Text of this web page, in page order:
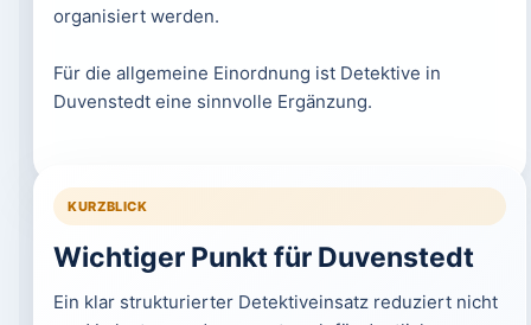
organisiert werden.
Für die allgemeine Einordnung ist Detektive in
Duvenstedt eine sinnvolle Ergänzung.
KURZBLICK
Wichtiger Punkt für Duvenstedt
Ein klar strukturierter Detektiveinsatz reduziert nicht